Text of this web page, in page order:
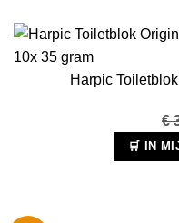
Harpic
€
🛒 IN